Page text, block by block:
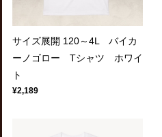
サイズ展開 120～4L バイカ
ーノゴロー Tシャツ ホワイ
ト
¥2,189